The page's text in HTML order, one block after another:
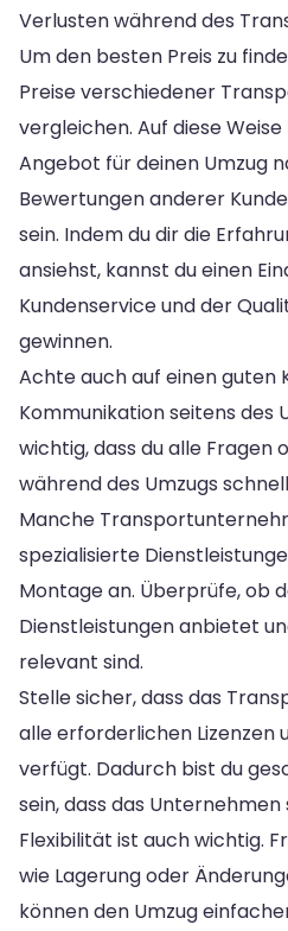
Verlusten während des
Um den besten Preis zu
Preise verschiedener
vergleichen. Auf diese
Angebot für deinen Umzug
Bewertungen anderer
sein. Indem du dir die
ansiehst, kannst du einen
Kundenservice und der
gewinnen.
Achte auch auf einen guten
Kommunikation seitens des
wichtig, dass du alle Fragen
während des Umzugs
Manche
spezialisierte
Montage an. Überprüfe, ob
Dienstleistungen anbietet
relevant sind.
Stelle sicher, dass das
alle erforderlichen Lizenzen
verfügt. Dadurch bist du
sein, dass das Unternehmen
Flexibilität ist auch wichtig.
wie Lagerung oder
können den Umzug